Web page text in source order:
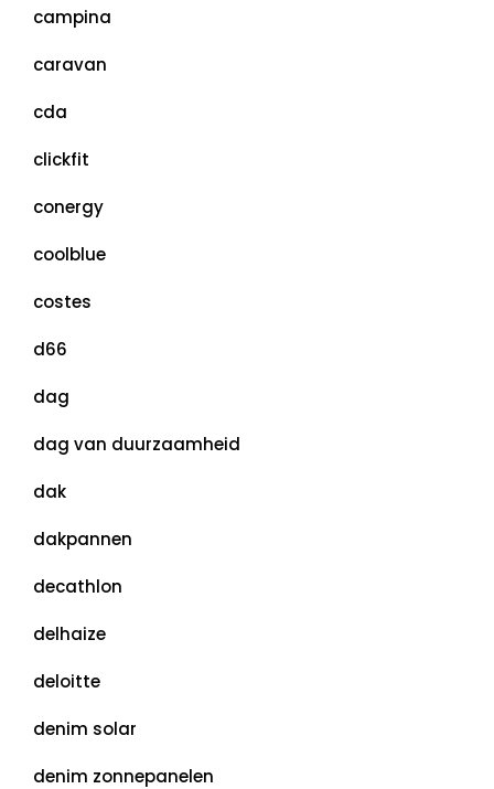
campina
caravan
cda
clickfit
conergy
coolblue
costes
d66
dag
dag van duurzaamheid
dak
dakpannen
decathlon
delhaize
deloitte
denim solar
denim zonnepanelen